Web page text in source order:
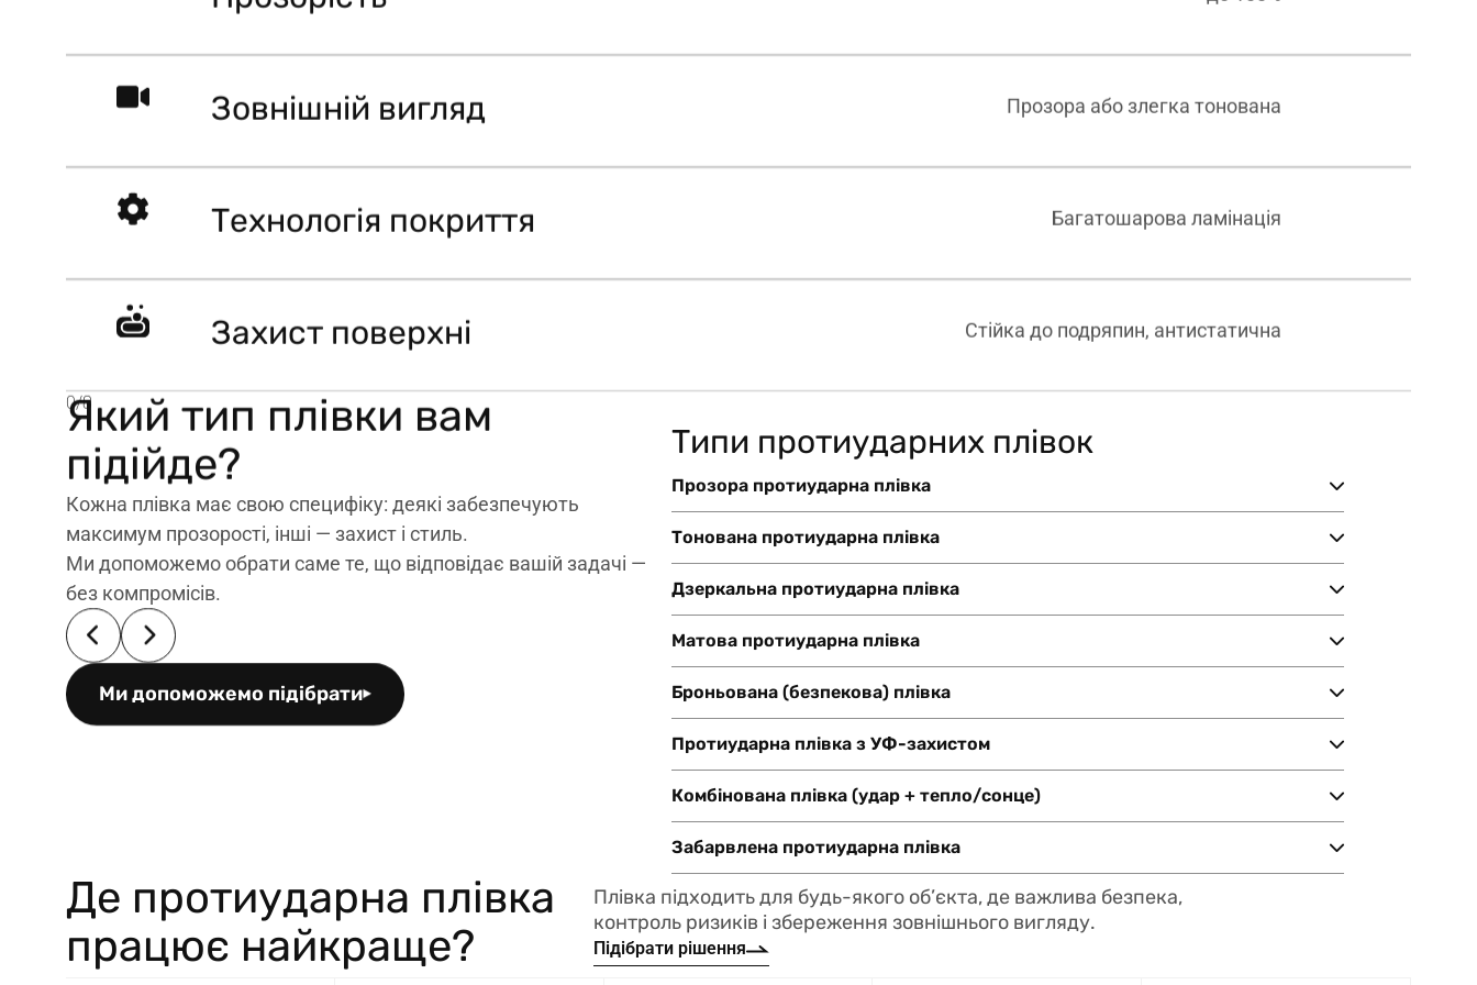
Зовнішній вигляд Прозора або злегка тонована
Технологія покриття Багатошарова ламінація
Захист поверхні Стійка до подряпин, антистатична
0/8
Який тип плівки вам
підійде?
Кожна плівка має свою специфіку: деякі забезпечують
максимум прозорості, інші — захист і стиль.
Ми допоможемо обрати саме те, що відповідає вашій задачі —
без компромісів.
Ми допоможемо підібрати
Типи протиударних плівок
Прозора протиударна плівка
Тонована протиударна плівка
Дзеркальна протиударна плівка
Матова протиударна плівка
Броньована (безпекова) плівка
Протиударна плівка з УФ-захистом
Комбінована плівка (удар + тепло/сонце)
Забарвлена протиударна плівка
Де протиударна плівка
працює найкраще?
Плівка підходить для будь-якого об’єкта, де важлива безпека,
контроль ризиків і збереження зовнішнього вигляду.
Підібрати рішення